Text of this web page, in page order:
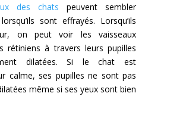
des chats peuvent sembler
sont effrayés. Lorsqu’ils
on peut voir les vaisseaux
rétiniens à travers leurs pupilles
dilatées. Si le chat est
calme, ses pupilles ne sont pas
même si ses yeux sont bien